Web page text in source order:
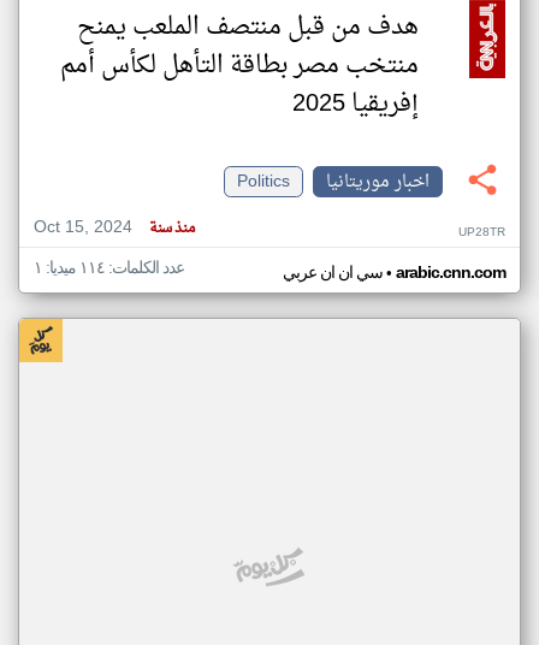
هدف من قبل منتصف الملعب يمنح
منتخب مصر بطاقة التأهل لكأس أمم
إفريقيا 2025
اخبار موريتانيا
Politics
Oct 15, 2024
منذ سنة UP28TR
سي ان ان عربي• arabic.cnn.com عدد الكلمات: ١١٤ ميديا: ١